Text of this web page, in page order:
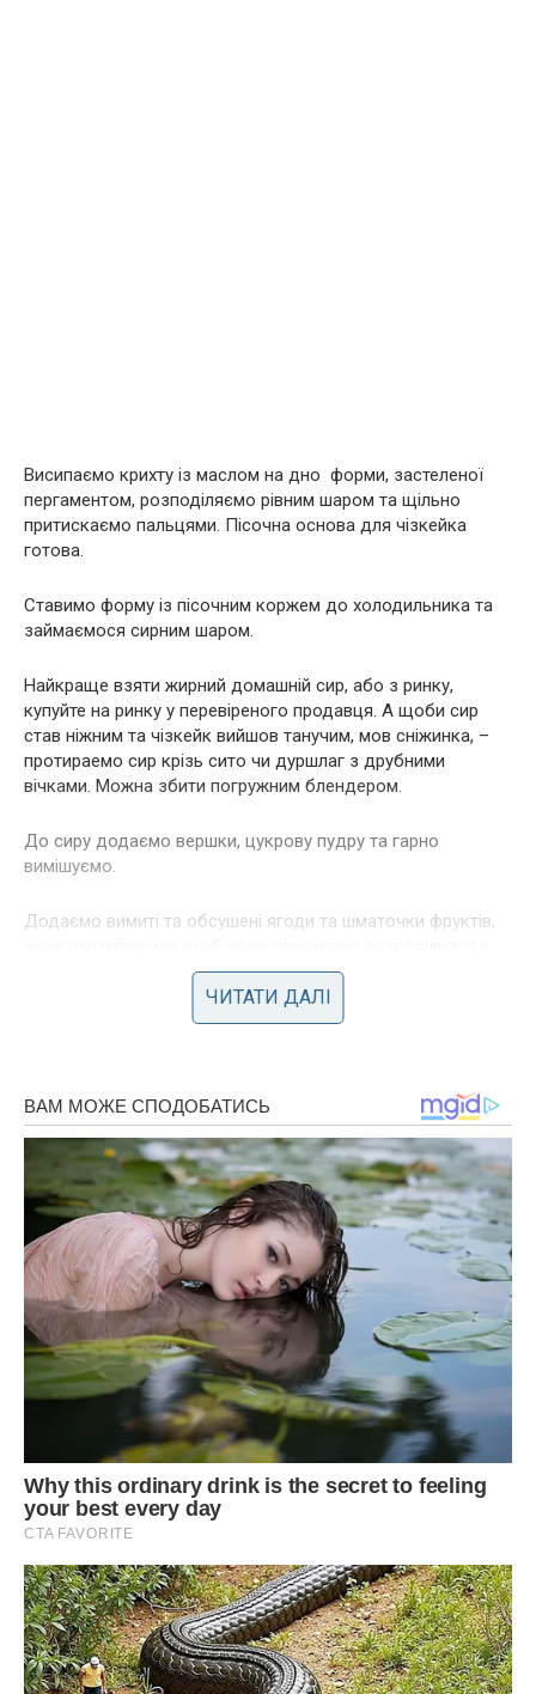
Висипаємо крихту із маслом на дно форми, застеленої
пергаментом, розподіляємо рівним шаром та щільно
притискаємо пальцями. Пісочна основа для чізкейка
готова.
Ставимо форму із пісочним коржем до холодильника та
займаємося сирним шаром.
Найкраще взяти жирний домашній сир, або з ринку,
купуйте на ринку у перевіреного продавця. А щоби сир
став ніжним та чізкейк вийшов танучим, мов сніжинка, –
протираемо сир крізь сито чи дуршлаг з друбними
вічками. Можна збити погружним блендером.
До сиру додаємо вершки, цукрову пудру та гарно
вимішуємо.
Додаємо вимиті та обсушені ягоди та шматочки фруктів,
Викладаємо сирну масу на пісочну основу, розподіляємо
Прикрашаємо чізкейк ягодами та фруктами.
ЧИТАТИ ДАЛІ